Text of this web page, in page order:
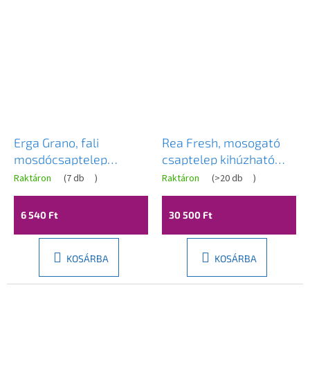
Erga Grano, fali
mosdócsaptelep
forgókarral, 150 mm,
króm, ERG-YKA-
BZ.GRANO-CHR
Raktáron (7 db )
6 540 Ft
KOSÁRBA
Rea Fresh, mosogató
csaptelep kihúzható
kifolyóval, réz matt,
REA-B6560
Raktáron (>20 db )
30 500 Ft
KOSÁRBA